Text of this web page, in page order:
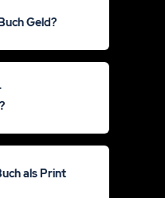
Geld?
als Print